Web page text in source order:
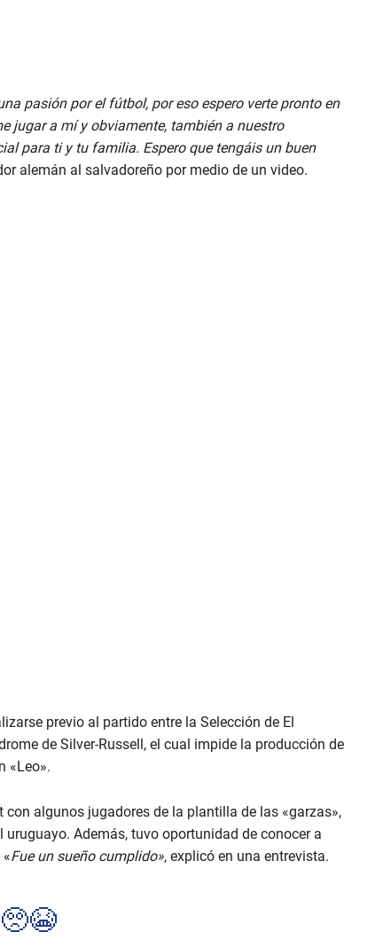
pasión por el fútbol, por eso espero verte pronto en
jugar a mí y obviamente, también a nuestro
para ti y tu familia. Espero que tengáis un buen
alemán al salvadoreño por medio de un video.
previo al partido entre la Selección de El
de Silver-Russell, el cual impide la producción de
«Leo».
algunos jugadores de la plantilla de las «garzas»,
Además, tuvo oportunidad de conocer a
Fue un sueño cumplido», explicó en una entrevista.